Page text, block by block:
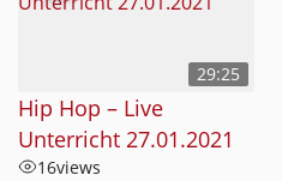
29:25
Hip Hop – Live
Unterricht 27.01.2021
16views